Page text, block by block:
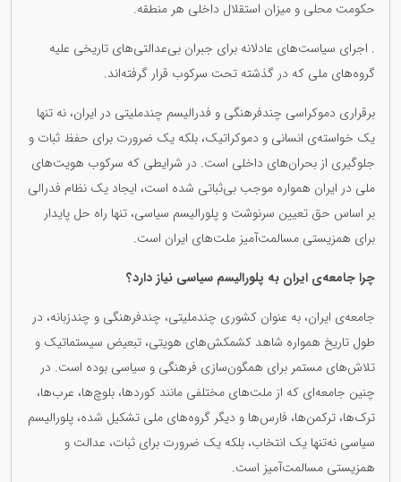
حکومت محلی و میزان استقلال داخلی هر منطقه.
. اجرای سیاست‌های عادلانه برای جبران بی‌عدالتی‌های تاریخی علیه
گروه‌های ملی که در گذشته تحت سرکوب قرار گرفته‌اند.
برقراری دموکراسی چندفرهنگی و فدرالیسم چندملیتی در ایران، نه تنها
یک خواسته‌ی انسانی و دموکراتیک، بلکه یک ضرورت برای حفظ ثبات و
جلوگیری از بحران‌های داخلی است. در شرایطی که سرکوب هویت‌های
ملی در ایران همواره موجب بی‌ثباتی شده است، ایجاد یک نظام فدرالی
بر اساس حق تعیین سرنوشت و پلورالیسم سیاسی، تنها راه حل پایدار
برای همزیستی مسالمت‌آمیز ملت‌های ایران است.
چرا جامعه‌ی ایران به پلورالیسم سیاسی نیاز دارد؟
جامعه‌ی ایران، به عنوان کشوری چندملیتی، چندفرهنگی و چندزبانه، در
طول تاریخ همواره شاهد کشمکش‌های هویتی، تبعیض سیستماتیک و
تلاش‌های مستمر برای همگون‌سازی فرهنگی و سیاسی بوده است. در
چنین جامعه‌ای که از ملت‌های مختلفی مانند کوردها، بلوچ‌ها، عرب‌ها،
ترک‌ها، ترکمن‌ها، فارس‌ها و دیگر گروه‌های ملی تشکیل شده، پلورالیسم
سیاسی نه‌تنها یک انتخاب، بلکه یک ضرورت برای ثبات، عدالت و
همزیستی مسالمت‌آمیز است.